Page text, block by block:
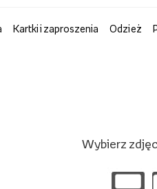
Kartki i zaproszenia Odzież
Wybierz